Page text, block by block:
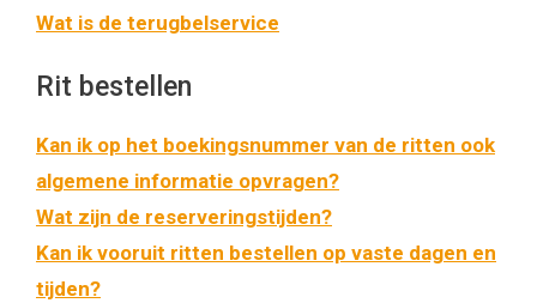
Wat is de terugbelservice
Rit bestellen
Kan ik op het boekingsnummer van de ritten ook
algemene informatie opvragen?
Wat zijn de reserveringstijden?
Kan ik vooruit ritten bestellen op vaste dagen en
tijden?